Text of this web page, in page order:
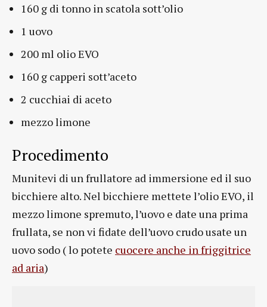
160 g di tonno in scatola sott’olio
1 uovo
200 ml olio EVO
160 g capperi sott’aceto
2 cucchiai di aceto
mezzo limone
Procedimento
Munitevi di un frullatore ad immersione ed il suo
bicchiere alto. Nel bicchiere mettete l’olio EVO, il
mezzo limone spremuto, l’uovo e date una prima
frullata, se non vi fidate dell’uovo crudo usate un
uovo sodo ( lo potete cuocere anche in friggitrice
ad aria)